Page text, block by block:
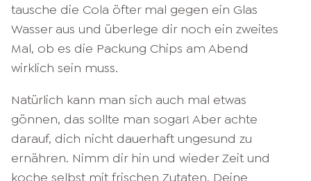
tausche die Cola öfter mal gegen ein Glas
Wasser aus und überlege dir noch ein zweites
Mal, ob es die Packung Chips am Abend
wirklich sein muss.
Natürlich kann man sich auch mal etwas
gönnen, das sollte man sogar! Aber achte
darauf, dich nicht dauerhaft ungesund zu
ernähren. Nimm dir hin und wieder Zeit und
koche selbst mit frischen Zutaten. Deine